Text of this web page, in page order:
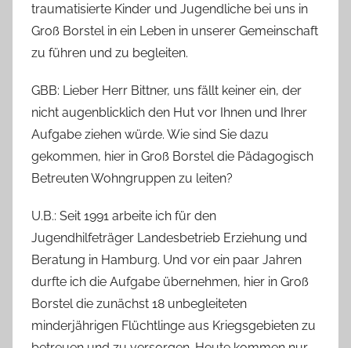
b
e
a
i
e
n
a
s
h
traumatisierte Kinder und Jugendliche bei uns in
Groß Borstel in ein Leben in unserer Gemeinschaft
zu führen und zu begleiten.
GBB: Lieber Herr Bittner, uns fällt keiner ein, der
nicht augenblicklich den Hut vor Ihnen und Ihrer
Aufgabe ziehen würde. Wie sind Sie dazu
gekommen, hier in Groß Borstel die Pädagogisch
Betreuten Wohngruppen zu leiten?
U.B.: Seit 1991 arbeite ich für den
Jugendhilfeträger Landesbetrieb Erziehung und
Beratung in Hamburg. Und vor ein paar Jahren
durfte ich die Aufgabe übernehmen, hier in Groß
Borstel die zunächst 18 unbegleiteten
minderjährigen Flüchtlinge aus Kriegsgebieten zu